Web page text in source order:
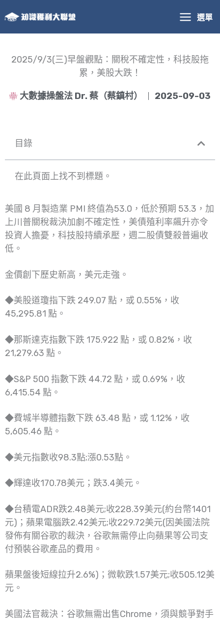
至
主
選單
2025/9/3(三)早盤觀點：關稅不確定性，科技股拖
累，美股大跌！
大數據操盤法 Dr. 蔡（蔡鎮村） 2025-09-03
目錄
在此頁面上找不到標題。
美國 8 月製造業 PMI 終值為53.0，低於預期 53.3，加
上川普關稅裁決加劇不確定性，美債殖利率飆升亦令
投資人擔憂，科技股持續承壓，週二股債雙殺普遍收
低。
金價創下歷史新高，美元走強。
◆美股道瓊指下跌 249.07 點，或 0.55%，收
45,295.81 點。
◆那斯達克指數下跌 175.922 點，或 0.82%，收
21,279.63 點。
◆S&P 500 指數下跌 44.72 點，或 0.69%，收
6,415.54 點。
◆費城半導體指數下跌 63.48 點，或 1.12%，收
5,605.46 點。
◆美元指數收98.3點;漲0.53點。
◆輝達收170.78美元；跌3.4美元。
◆台積電ADR跌2.48美元;收228.39美元(約台幣1401
元)；蘋果電腦跌2.42美元;收229.72美元(因美國法院
發佈有關谷歌的裁決，谷歌無需停止向蘋果等公司支
付預裝谷歌產品的費用。
蘋果盤後短線拉升2.6%)；微軟跌1.57美元;收505.12美
元。
美國法官裁決：谷歌無需出售Chrome，須與競爭對手